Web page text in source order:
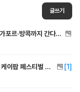
글쓰기
루시 ISLAND 앙코르 확정! 서울콘 3일에 홍콩·싱가포르·방콕까지 간다는데
울산 케이팝 페스티벌 2026 루시 출연 확정! 울산 케이팝 페스티벌 장소 일정 정보 총정리 [1]